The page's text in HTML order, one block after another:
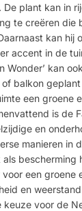
plant kan in
te creëren die
kan hij
accent in de
Wonder’ kan
balkon
een groene
is de
en
manieren in
bescherming
een groene
en
keuze voor de